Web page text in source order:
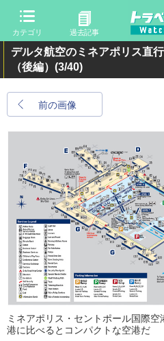
カテゴリ 過去記事
デルタ航空のミネアポリス直
（後編） (3/40)
前の画像
ミネアポリス・セントポール国際
港に比べるとコンパクトな空港だ